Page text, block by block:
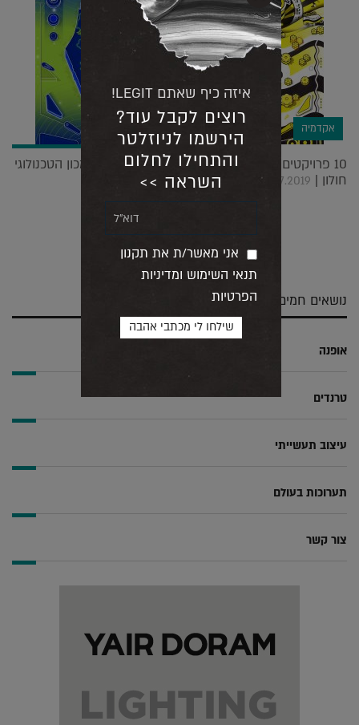
אקדמיה
10 פרויקטים נבחרים מתערוכת הבוגרים של HIT המכון הטכנולוגי
חולון | 31.07.2019
שלח
אלקטרוני
שתף
Whatsapp
צייץ
Twitter
שתף
נושאים חמים
אופנה
טרנדים
עיצוב תעשייתי
תערוכות בעולם
צור קשר
איזה כיף שאתם LEGIT!
רוצים לקבל עוד?
הירשמו לניוזלטר
והתחילו לחלום
השראה >>
אני מאשר/ת את תקנון
תנאי השימוש ומדיניות
הפרטיות